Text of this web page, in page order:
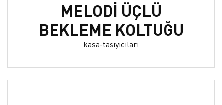
MELODİ ÜÇLÜ
BEKLEME KOLTUĞU
kasa-tasiyicilari